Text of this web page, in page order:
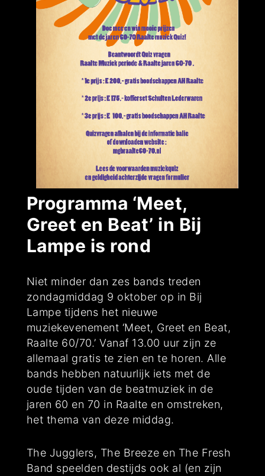
Programma ‘Meet,
Greet en Beat’ in Bij
Lampe is rond
Niet minder dan zes bands treden
zondagmiddag 9 oktober op in Bij
Lampe tijdens het nieuwe
muziekevenement ‘Meet, Greet en Beat,
Raalte 60/70.’ Vanaf 13.00 uur zijn ze
allemaal gratis te zien en te horen. Alle
bands hebben natuurlijk iets met de
oude tijden van de beatmuziek in de
jaren 60 en 70 in Raalte en omstreken,
het thema van deze middag.
The Jugglers, The Breeze en The Fresh
Band speelden destijds ook al (en zijn